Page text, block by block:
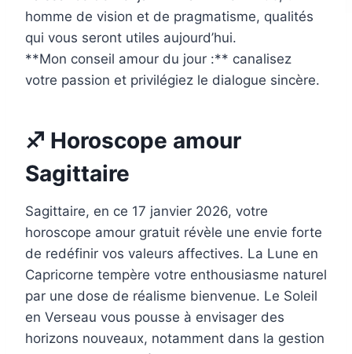
homme de vision et de pragmatisme, qualités
qui vous seront utiles aujourd’hui.
**Mon conseil amour du jour :** canalisez
votre passion et privilégiez le dialogue sincère.
♐ Horoscope amour
Sagittaire
Sagittaire, en ce 17 janvier 2026, votre
horoscope amour gratuit révèle une envie forte
de redéfinir vos valeurs affectives. La Lune en
Capricorne tempère votre enthousiasme naturel
par une dose de réalisme bienvenue. Le Soleil
en Verseau vous pousse à envisager des
horizons nouveaux, notamment dans la gestion